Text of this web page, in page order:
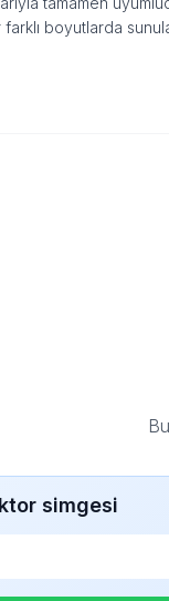
boyutlarda
simgesi